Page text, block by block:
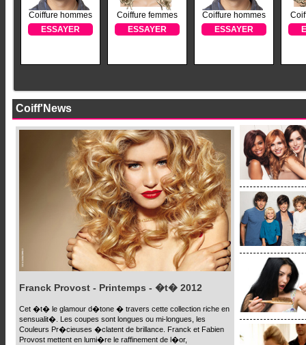
Coiffure hommes
ESSAYER
Coiffure femmes
ESSAYER
Coiffure hommes
ESSAYER
Coiff'News
Franck Provost - Printemps - �t� 2012
Cet �t� le glamour d�tone � travers cette collection riche en
sensualit�. Les coupes sont longues ou mi-longues, les
Couleurs Pr�cieuses �clatent de brillance. Franck et Fabien
Provost mettent en lumi�re le raffinement de l�or,